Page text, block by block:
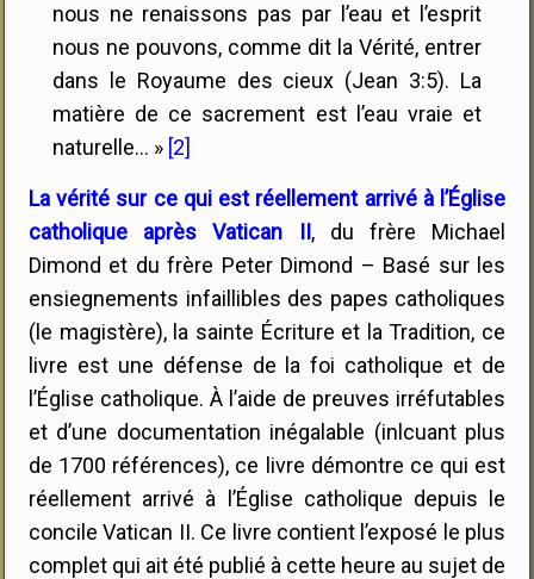
nous ne renaissons pas par l’eau et l’esprit
nous ne pouvons, comme dit la Vérité, entrer
dans le Royaume des cieux (Jean 3:5). La
matière de ce sacrement est l’eau vraie et
naturelle… » [2]
La vérité sur ce qui est réellement arrivé à l’Église
catholique après Vatican II, du frère Michael
Dimond et du frère Peter Dimond – Basé sur les
ensiegnements infaillibles des papes catholiques
(le magistère), la sainte Écriture et la Tradition, ce
livre est une défense de la foi catholique et de
l’Église catholique. À l’aide de preuves irréfutables
et d’une documentation inégalable (inlcuant plus
de 1700 références), ce livre démontre ce qui est
réellement arrivé à l’Église catholique depuis le
concile Vatican II. Ce livre contient l’exposé le plus
complet qui ait été publié à cette heure au sujet de